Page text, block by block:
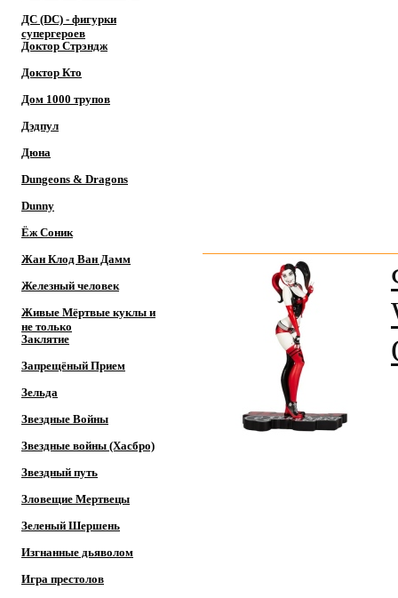
ДС (DC) - фигурки
супергероев
Доктор Cтрэндж
Доктор Кто
Дом 1000 трупов
Дэдпул
Дюна
Dungeons & Dragons
Dunny
Ёж Соник
Жан Клод Ван Дамм
Железный человек
Живые Мёртвые куклы и
не только
Заклятие
Запрещёный Прием
Зельда
Звездные Войны
Звездные войны (Хасбро)
Звездный путь
Зловещие Мертвецы
Зеленый Шершень
Изгнанные дьяволом
Игра престолов